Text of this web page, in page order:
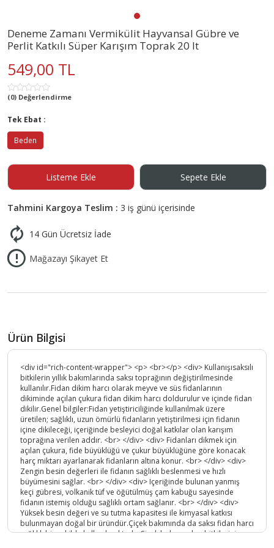
Deneme Zamanı Vermikülit Hayvansal Gübre ve
Perlit Katkılı Süper Karışım Toprak 20 lt
549,00 TL
(0) Değerlendirme
Tek Ebat :
Beden
Listeme Ekle Sepete Ekle
Tahmini Kargoya Teslim : 3 iş günü içerisinde
14 Gün Ücretsiz İade
Mağazayı Şikayet Et
Ürün Bilgisi
<div id="rich-content-wrapper"> <p> <br></p> <div> Kullanışısaksılı
bitkilerin yıllık bakımlarında saksı toprağının değiştirilmesinde
kullanılır.Fidan dikim harcı olarak meyve ve süs fidanlarının
dikiminde açılan çukura fidan dikim harcı doldurulur ve içinde fidan
dikilir.Genel bilgiler:Fidan yetiştiriciliğinde kullanılmak üzere
üretilen; sağlıklı, uzun ömürlü fidanların yetiştirilmesi için fidanın
içine dikileceği, içeriğinde besleyici doğal katkılar olan karışım
toprağına verilen addır. <br> </div> <div> Fidanları dikmek için
açılan çukura, fide büyüklüğü ve çukur büyüklüğüne göre konacak
harç miktarı ayarlanarak fidanların altına konur. <br> </div> <div>
Zengin besin değerleri ile fidanın sağlıklı beslenmesi ve hızlı
büyümesini sağlar. <br> </div> <div> Içeriğinde bulunan yanmış
keçi gübresi, volkanik tüf ve öğütülmüş çam kabuğu sayesinde
fidanın istemiş olduğu sağlıklı ortam sağlanır. <br> </div> <div>
Yüksek besin değeri ve su tutma kapasitesi ile kimyasal katkısı
bulunmayan doğal bir üründür.Çiçek bakımında da saksı fidan harcı
sağlıklı bir şekilde kullanılmaktadır.Çiçek bakımısalon bitkilerinin